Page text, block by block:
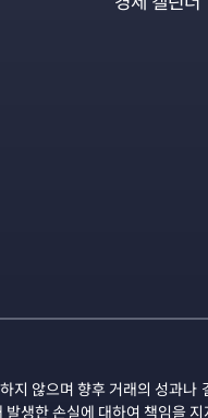
않으며 향후 거래의 성과
생한 손실에 대하여 책임을